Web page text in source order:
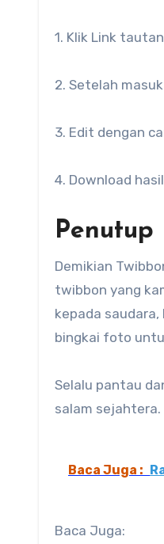
1. Klik Link
2. Setelah
3. Edit dengan
4. Download
Penutup
Demikian
twibbon yang
kepada
bingkai foto
Selalu pantau
salam sejahtera.
Baca Juga :
Baca Juga: